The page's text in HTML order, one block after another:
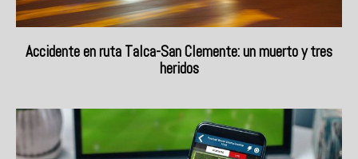
Accidente en ruta Talca-San Clemente: un muerto y tres
heridos